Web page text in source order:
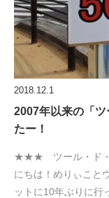
2018.12.1
2007年以来の「
たー！
★★★ ツール・ド
にちは！めりぃこと
ットに10年ぶりに行